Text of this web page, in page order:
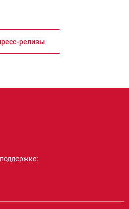
релизы